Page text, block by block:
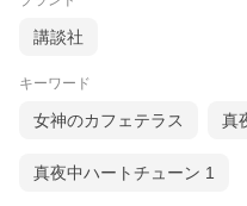
講談社
キーワード
女神のカフェテラス 真
真夜中ハートチューン 1